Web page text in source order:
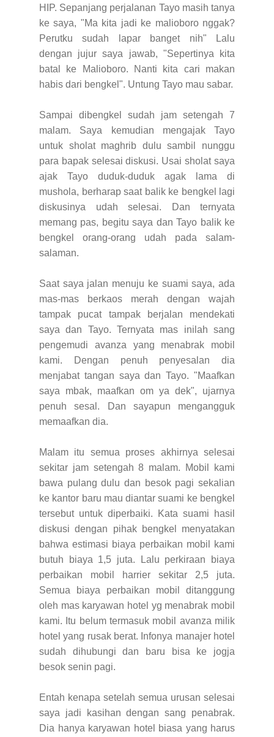
HIP. Sepanjang perjalanan Tayo masih tanya
ke saya, "Ma kita jadi ke malioboro nggak?
Perutku sudah lapar banget nih" Lalu
dengan jujur saya jawab, "Sepertinya kita
batal ke Malioboro. Nanti kita cari makan
habis dari bengkel". Untung Tayo mau sabar.
Sampai dibengkel sudah jam setengah 7
malam. Saya kemudian mengajak Tayo
untuk sholat maghrib dulu sambil nunggu
para bapak selesai diskusi. Usai sholat saya
ajak Tayo duduk-duduk agak lama di
mushola, berharap saat balik ke bengkel lagi
diskusinya udah selesai. Dan ternyata
memang pas, begitu saya dan Tayo balik ke
bengkel orang-orang udah pada salam-
salaman.
Saat saya jalan menuju ke suami saya, ada
mas-mas berkaos merah dengan wajah
tampak pucat tampak berjalan mendekati
saya dan Tayo. Ternyata mas inilah sang
pengemudi avanza yang menabrak mobil
kami. Dengan penuh penyesalan dia
menjabat tangan saya dan Tayo. "Maafkan
saya mbak, maafkan om ya dek", ujarnya
penuh sesal. Dan sayapun mengangguk
memaafkan dia.
Malam itu semua proses akhirnya selesai
sekitar jam setengah 8 malam. Mobil kami
bawa pulang dulu dan besok pagi sekalian
ke kantor baru mau diantar suami ke bengkel
tersebut untuk diperbaiki. Kata suami hasil
diskusi dengan pihak bengkel menyatakan
bahwa estimasi biaya perbaikan mobil kami
butuh biaya 1,5 juta. Lalu perkiraan biaya
perbaikan mobil harrier sekitar 2,5 juta.
Semua biaya perbaikan mobil ditanggung
oleh mas karyawan hotel yg menabrak mobil
kami. Itu belum termasuk mobil avanza milik
hotel yang rusak berat. Infonya manajer hotel
sudah dihubungi dan baru bisa ke jogja
besok senin pagi.
Entah kenapa setelah semua urusan selesai
saya jadi kasihan dengan sang penabrak.
Dia hanya karyawan hotel biasa yang harus